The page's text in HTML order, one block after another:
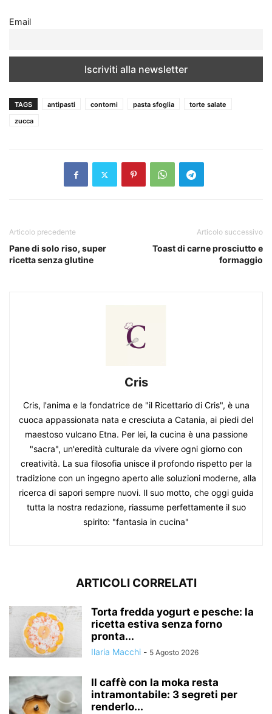
Email
TAGS antipasti contorni pasta sfoglia
torte salate
zucca
Articolo precedente
Pane di solo riso, super
ricetta senza glutine
Articolo successivo
Toast di carne prosciutto e
formaggio
Cris
Cris, l'anima e la fondatrice de "il Ricettario di Cris", è una
cuoca appassionata nata e cresciuta a Catania, ai piedi del
maestoso vulcano Etna. Per lei, la cucina è una passione
"sacra", un'eredità culturale da vivere ogni giorno con
creatività. La sua filosofia unisce il profondo rispetto per la
tradizione con un ingegno aperto alle soluzioni moderne, alla
ricerca di sapori sempre nuovi. Il suo motto, che oggi guida
tutta la nostra redazione, riassume perfettamente il suo
spirito: "fantasia in cucina"
ARTICOLI CORRELATI
Torta fredda yogurt e pesche: la
ricetta estiva senza forno
pronta...
Ilaria Macchi - 5 Agosto 2026
Il caffè con la moka resta
intramontabile: 3 segreti per
renderlo...